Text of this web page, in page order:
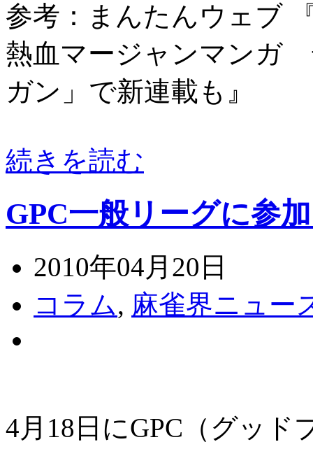
参考：まんたんウェブ
熱血マージャンマン
ガン」で新連載も』
続きを読む
GPC一般リーグに参
2010年04月20日
コラム, 麻雀界ニュー
4月18日にGPC（グッ